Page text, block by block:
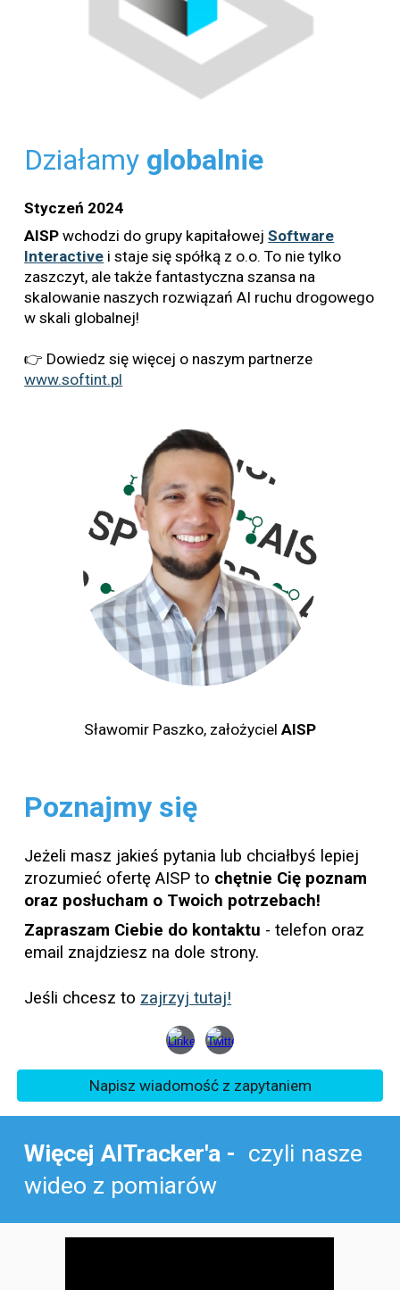
Działamy globalnie
Styczeń 2024
AISPwchodzi do grupy kapitałowejSoftware
Interactive i staje się spółką z o.o. To nie tylko
zaszczyt, ale także fantastyczna szansa na
skalowanie naszych rozwiązań AI ruchu drogowego
w skali globalnej!
👉 Dowiedz się więcej o naszym partnerze
www.softint.pl
Sławomir Paszko, założyciel AISP
Poznajmy się
Jeżeli masz jakieś pytania lub chciałbyś lepiej
zrozumieć ofertę AISP to chętnie Cię poznam
oraz posłucham o Twoich potrzebach!
Zapraszam Ciebie do kontaktu - telefon oraz
email znajdziesz na dole strony.
Jeśli chcesz to zajrzyj tutaj!
Napisz wiadomość z zapytaniem
Więcej AITracker'a - czyli nasze
wideo z pomiarów